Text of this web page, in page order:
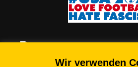
Wir verwenden